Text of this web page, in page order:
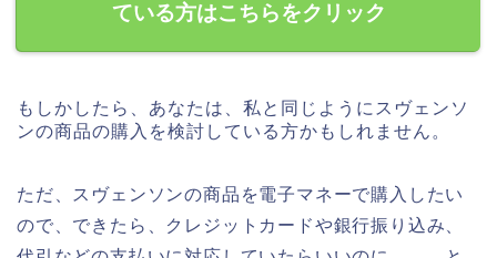
ている方はこちらをクリック
もしかしたら、あなたは、私と同じようにスヴェンソ
ンの商品の購入を検討している方かもしれません。
ただ、スヴェンソンの商品を電子マネーで購入したい
ので、できたら、クレジットカードや銀行振り込み、